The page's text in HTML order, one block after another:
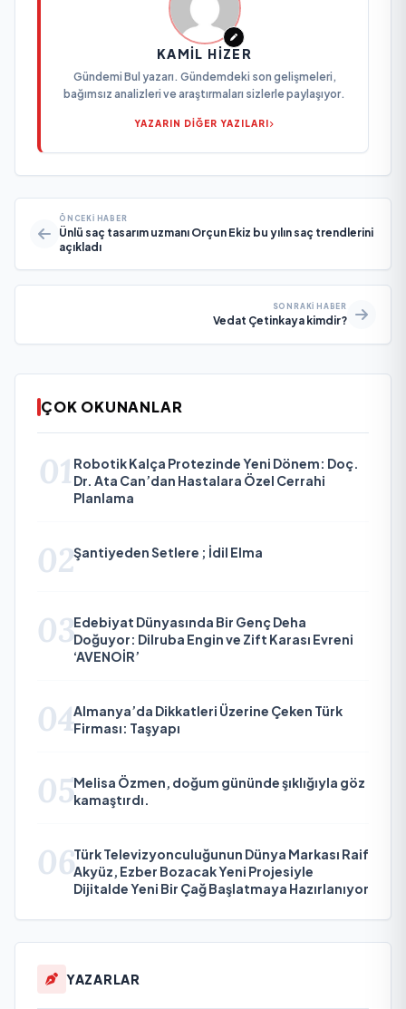
KAMIL HIZER
Gündemi Bul yazarı. Gündemdeki son gelişmeleri,
bağımsız analizleri ve araştırmaları sizlerle paylaşıyor.
YAZARIN DİĞER YAZILARI
ÖNCEKI HABER
Ünlü saç tasarım uzmanı Orçun Ekiz bu yılın saç trendlerini
açıkladı
SONRAKI HABER
Vedat Çetinkaya kimdir?
ÇOK OKUNANLAR
01 Robotik Kalça Protezinde Yeni Dönem: Doç.
Dr. Ata Can’dan Hastalara Özel Cerrahi
Planlama
02Şantiyeden Setlere ; İdil Elma
03Edebiyat Dünyasında Bir Genç Deha
Doğuyor: Dilruba Engin ve Zift Karası Evreni
‘AVENOİR’
04Almanya’da Dikkatleri Üzerine Çeken Türk
Firması: Taşyapı
05Melisa Özmen, doğum gününde şıklığıyla göz
kamaştırdı.
06Türk Televizyonculuğunun Dünya Markası Raif
Akyüz, Ezber Bozacak Yeni Projesiyle
Dijitalde Yeni Bir Çağ Başlatmaya Hazırlanıyor
YAZARLAR